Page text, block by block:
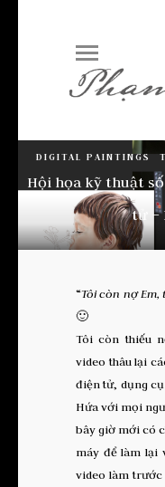
DIGITAL PAINTINGS
Hội họa kỹ thuật
tử –
“Tôi còn nợ
🙂
Tôi còn thiếu
video thâu lại
điện tử, dụng
Hứa với mọi
bây giờ mới có
máy để làm lại
video làm